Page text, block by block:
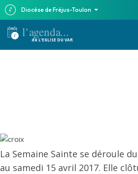
Diocèse de Fréjus-Toulon
l’agenda...
de L’EGLISE DU VAR
La Semaine Sainte se déroule
au samedi 15 avril 2017. Elle